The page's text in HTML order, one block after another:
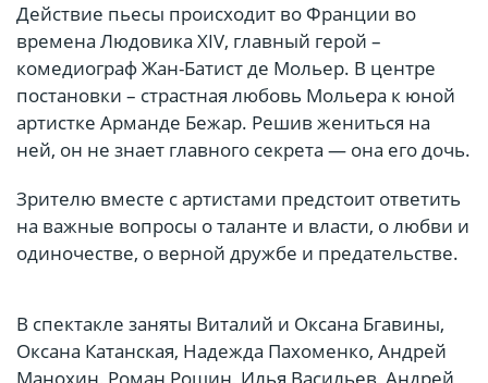
Действие пьесы происходит во Франции во
времена Людовика XIV, главный герой –
комедиограф Жан-Батист де Мольер. В центре
постановки – страстная любовь Мольера к юной
артистке Арманде Бежар. Решив жениться на
ней, он не знает главного секрета — она его дочь.
Зрителю вместе с артистами предстоит ответить
на важные вопросы о таланте и власти, о любви и
одиночестве, о верной дружбе и предательстве.
В спектакле заняты Виталий и Оксана Бгавины,
Оксана Катанская, Надежда Пахоменко, Андрей